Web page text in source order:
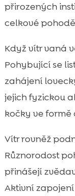
přirozených
celkové
Když vítr vaná
Pohybující se
zahájení
jejich fyzickou
kočky ve formě
Vítr rovněž
Různorodost
přinášejí
Aktivní